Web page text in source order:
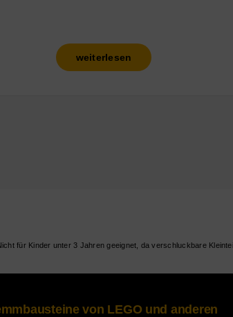
weiterlesen
für Kinder unter 3 Jahren geeignet, da verschluckbare
von LEGO und anderen